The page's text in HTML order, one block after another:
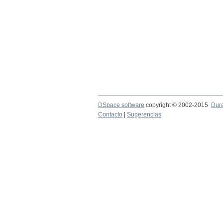
DSpace software copyright © 2002-2015
Contacto
Sugerencias